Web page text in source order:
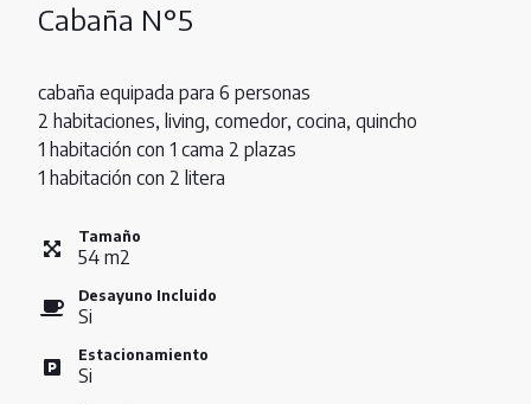
Cabaña N°5
cabaña equipada para 6 personas
2 habitaciones, living, comedor, cocina, quincho
1 habitación con 1 cama 2 plazas
1 habitación con 2 litera
Tamaño
54 m2
Desayuno Incluido
Si
Estacionamiento
Si